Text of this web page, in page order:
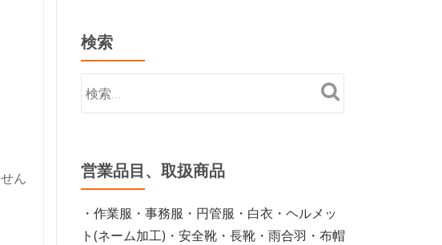
ん
検索
営業品目、取扱商品
・作業服・事務服・円管服・白衣・ヘルメッ
ト(ネーム加工)・安全靴・長靴・雨合羽・布帽